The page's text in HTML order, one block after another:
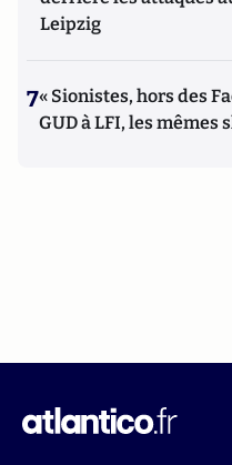
Leipzig
7« Sionistes, hors des
GUD à LFI, les mêmes